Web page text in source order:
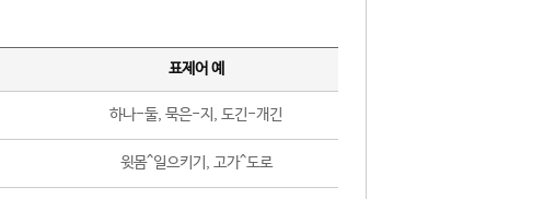
표제어 예
하나-둘, 묵은-지, 도긴-개긴
윗몸^일으키기, 고가^도로